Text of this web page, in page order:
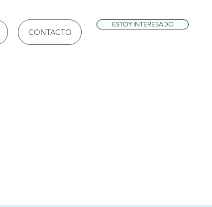
CONTACTO
ESTOY INTERESADO